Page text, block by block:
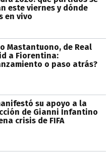
este viernes y dónde
en vivo
Mastantuono, de Real
a Fiorentina:
o paso atrás?
su apoyo a la
de Gianni Infantino
crisis de FIFA